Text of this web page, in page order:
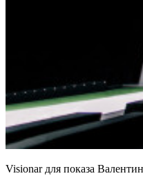
Visionar для показа